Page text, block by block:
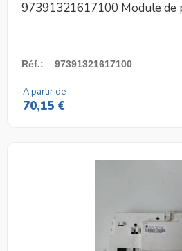
97391321617100 Module de
Réf.: 97391321617100
A partir de :
70,15 €